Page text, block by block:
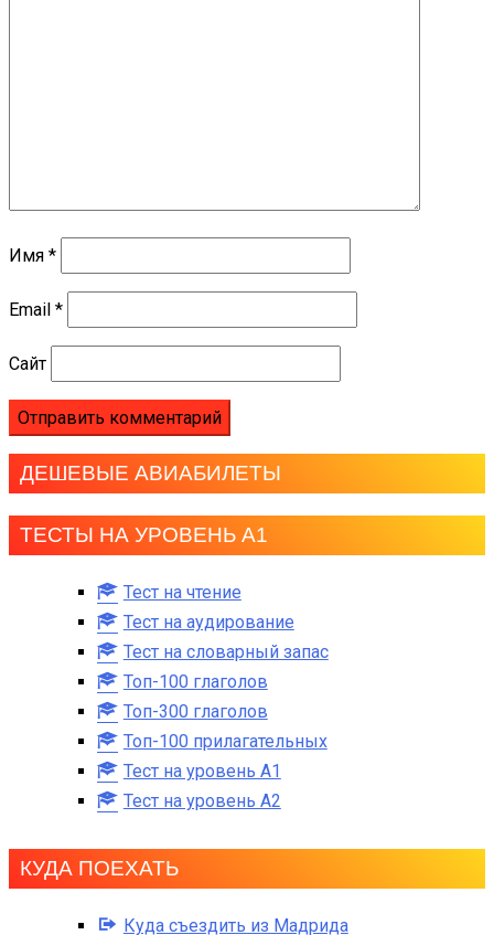
Имя *
Email *
Сайт
ДЕШЕВЫЕ АВИАБИЛЕТЫ
ТЕСТЫ НА УРОВЕНЬ А1
Тест на чтение
Тест на аудирование
Тест на словарный запас
Топ-100 глаголов
Топ-300 глаголов
Топ-100 прилагательных
Тест на уровень A1
Тест на уровень A2
КУДА ПОЕХАТЬ
Куда съездить из Мадрида